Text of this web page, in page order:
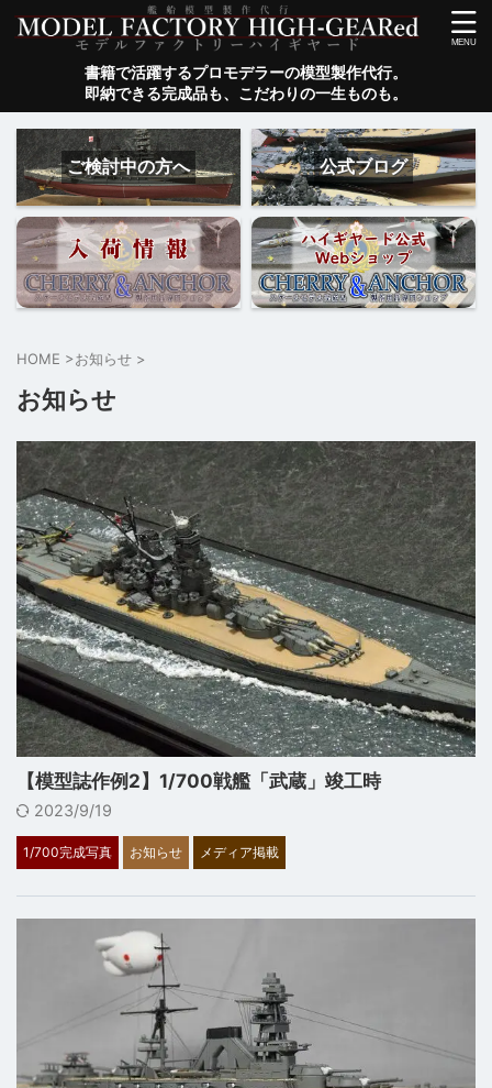
書籍で活躍するプロモデラーの模型製作代行。
即納できる完成品も、こだわりの一生ものも。
ご検討中の方へ 公式ブログ
HOME >お知らせ >
お知らせ
【模型誌作例2】1/700戦艦「武蔵」竣工時
2023/9/19
1/700完成写真 お知らせ メディア掲載